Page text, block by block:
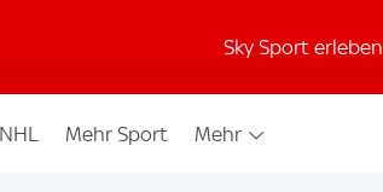
Sky Sport erleben
NHL Mehr Sport Mehr